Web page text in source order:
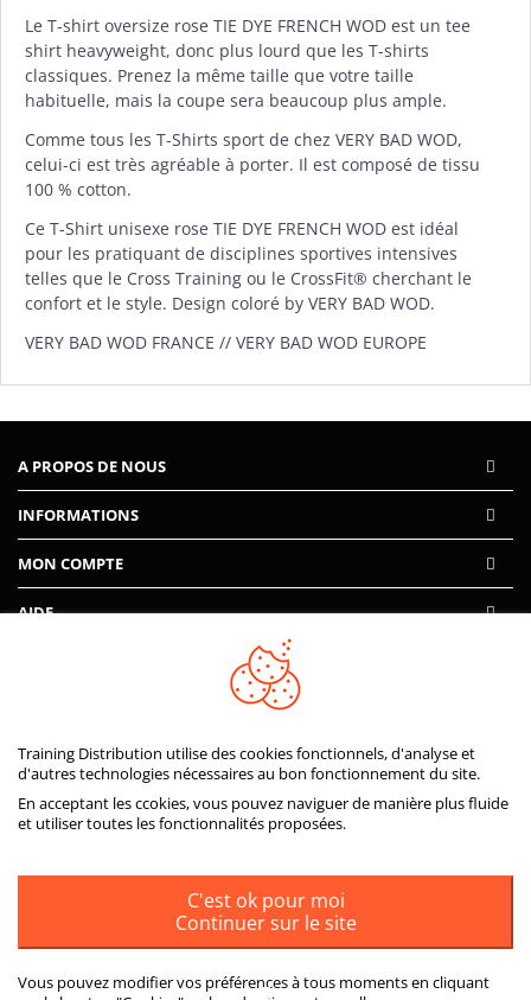
Le T-shirt oversize rose TIE DYE FRENCH WOD est un tee
shirt heavyweight, donc plus lourd que les T-shirts
classiques. Prenez la même taille que votre taille
habituelle, mais la coupe sera beaucoup plus ample.
Comme tous les T-Shirts sport de chez VERY BAD WOD,
celui-ci est très agréable à porter. Il est composé de tissu
100 % cotton.
Ce T-Shirt unisexe rose TIE DYE FRENCH WOD est idéal
pour les pratiquant de disciplines sportives intensives
telles que le Cross Training ou le CrossFit® cherchant le
confort et le style. Design coloré by VERY BAD WOD.
VERY BAD WOD FRANCE // VERY BAD WOD EUROPE
A PROPOS DE NOUS
INFORMATIONS
MON COMPTE
Training Distribution utilise des cookies fonctionnels, d'analyse et
d'autres technologies nécessaires au bon fonctionnement du site.
En acceptant les ccokies, vous pouvez naviguer de manière plus fluide
et utiliser toutes les fonctionnalités proposées.
C'est ok pour moi
Continuer sur le site
Vous pouvez modifier vos préférences à tous moments en cliquant
AIDE